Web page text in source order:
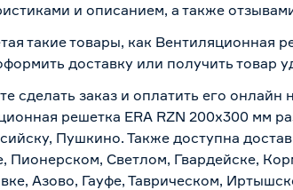
и описанием, а также
такие товары, как Вентиляционная
доставку или получить товар
сделать заказ и оплатить его
решетка ERA RZN 200х300 мм
Пушкино. Также доступна
Пионерском, Светлом, Гвардейске,
Азово, Гауфе, Таврическом,